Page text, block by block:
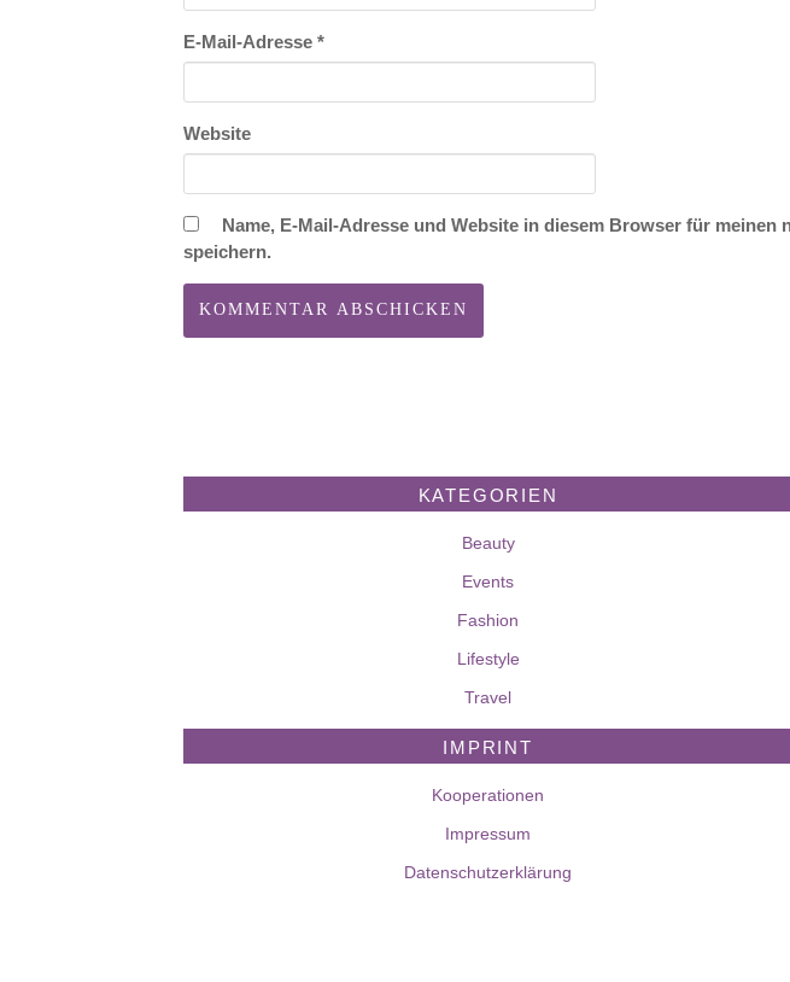
E-Mail-Adresse *
Website
Name, E-Mail-Adresse und Website in diesem Browser für meinen
speichern.
KATEGORIEN
Beauty
Events
Fashion
Lifestyle
Travel
IMPRINT
Kooperationen
Impressum
Datenschutzerklärung